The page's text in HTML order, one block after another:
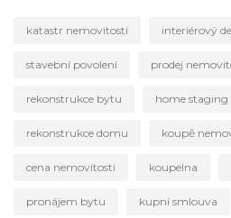
katastr nemovitostí interiérový
stavební povolení prodej
rekonstrukce bytu home staging
rekonstrukce domu koupě
cena nemovitosti koupelna
pronájem bytu kupní smlouva